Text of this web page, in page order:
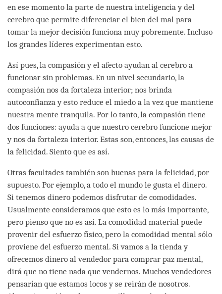
en ese momento la parte de nuestra inteligencia y del
cerebro que permite diferenciar el bien del mal para
tomar la mejor decisión funciona muy pobremente. Incluso
los grandes líderes experimentan esto.
Así pues, la compasión y el afecto ayudan al cerebro a
funcionar sin problemas. En un nivel secundario, la
compasión nos da fortaleza interior; nos brinda
autoconfianza y esto reduce el miedo a la vez que mantiene
nuestra mente tranquila. Por lo tanto, la compasión tiene
dos funciones: ayuda a que nuestro cerebro funcione mejor
y nos da fortaleza interior. Estas son, entonces, las causas de
la felicidad. Siento que es así.
Otras facultades también son buenas para la felicidad, por
supuesto. Por ejemplo, a todo el mundo le gusta el dinero.
Si tenemos dinero podemos disfrutar de comodidades.
Usualmente consideramos que esto es lo más importante,
pero pienso que no es así. La comodidad material puede
provenir del esfuerzo físico, pero la comodidad mental sólo
proviene del esfuerzo mental. Si vamos a la tienda y
ofrecemos dinero al vendedor para comprar paz mental,
dirá que no tiene nada que vendernos. Muchos vendedores
pensarían que estamos locos y se reirán de nosotros.